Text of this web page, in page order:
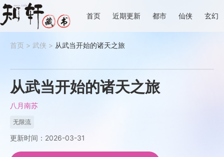
首页 近期更新 都市 仙侠 玄幻
首页 > 武侠 > 从武当开始的诸天之旅
从武当开始的诸天之旅
八月南苏
无限流
更新时间：2026-03-31